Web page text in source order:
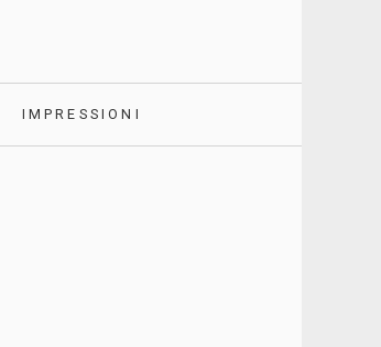
IMPRESSIONI